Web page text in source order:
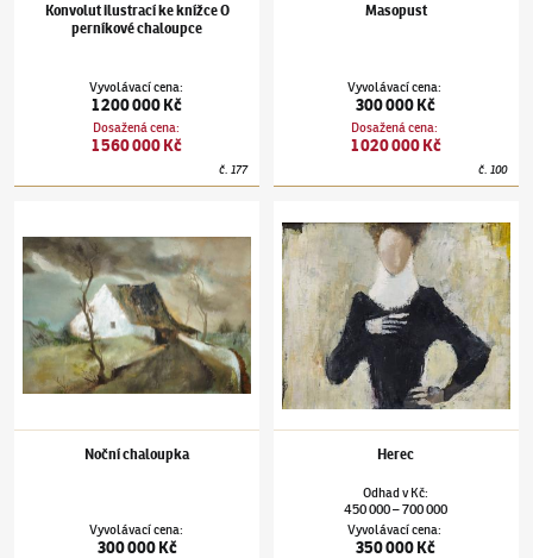
Konvolut ilustrací ke knížce O
perníkové chaloupce
Vyvolávací cena:
1 200 000 Kč
Dosažená cena:
1 560 000 Kč
č. 177
Masopust
Vyvolávací cena:
300 000 Kč
Dosažená cena:
1 020 000 Kč
č. 100
Noční chaloupka
Vyvolávací cena:
300 000 Kč
Herec
OdhadvKč:
450 000–700 000
Vyvolávací cena:
350 000 Kč